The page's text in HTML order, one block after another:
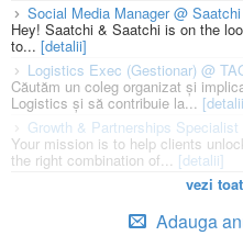
Social Media Manager @
Hey! Saatchi & Saatchi is on the
to... [detalii]
Logistics Exec (Gestionar) @
Căutăm un coleg organizat și
Logistics și să contribuie la...
Growth & Partnerships
Your mission is to help clients
the right combination of... [detalii]
vezi
Adauga